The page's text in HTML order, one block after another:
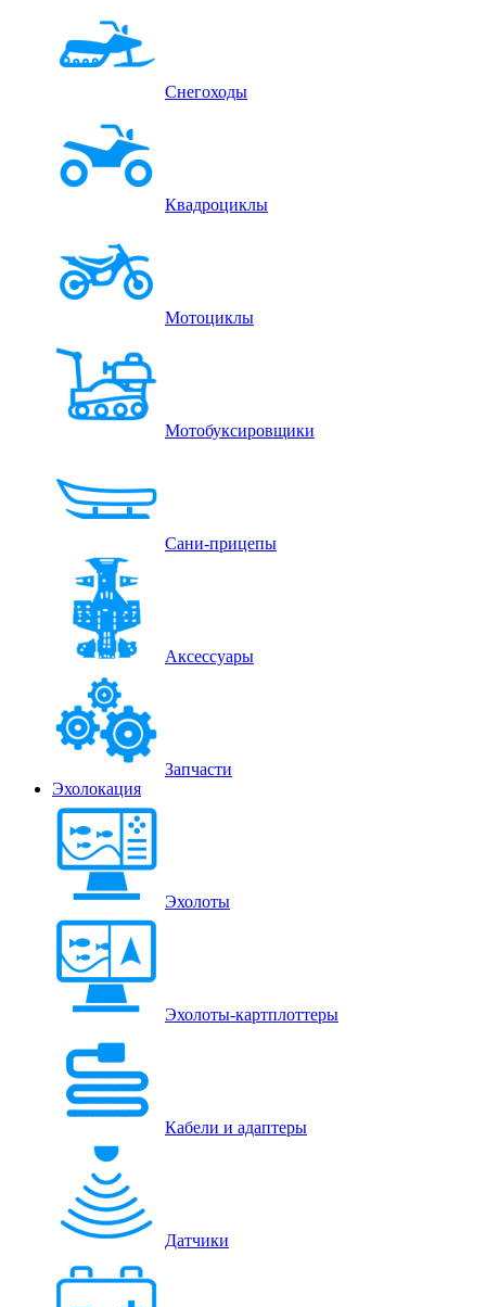
Снегоходы
Квадроциклы
Мотоциклы
Мотобуксировщики
Сани-прицепы
Аксессуары
Запчасти
Эхолокация
Эхолоты
Эхолоты-картплоттеры
Кабели и адаптеры
Датчики